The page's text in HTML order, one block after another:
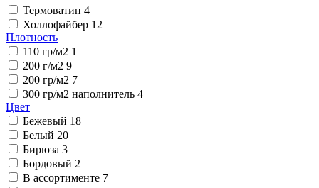
Термоватин 4
Холлофайбер 12
Плотность
110 гр/м2 1
200 г/м2 9
200 гр/м2 7
300 гр/м2 наполнитель 4
Цвет
Бежевый 18
Белый 20
Бирюза 3
Бордовый 2
В ассортименте 7